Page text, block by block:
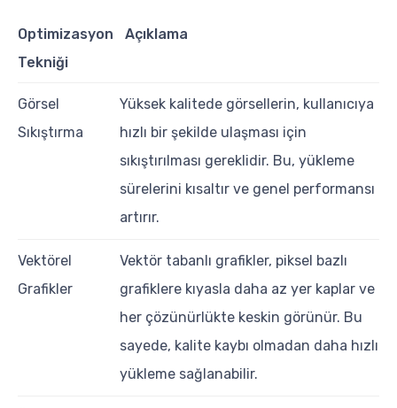
Optimizasyon
Tekniği
Açıklama
Görsel
Sıkıştırma
Yüksek kalitede görsellerin, kullanıcıya
hızlı bir şekilde ulaşması için
sıkıştırılması gereklidir. Bu, yükleme
sürelerini kısaltır ve genel performansı
artırır.
Vektörel
Grafikler
Vektör tabanlı grafikler, piksel bazlı
grafiklere kıyasla daha az yer kaplar ve
her çözünürlükte keskin görünür. Bu
sayede, kalite kaybı olmadan daha hızlı
yükleme sağlanabilir.